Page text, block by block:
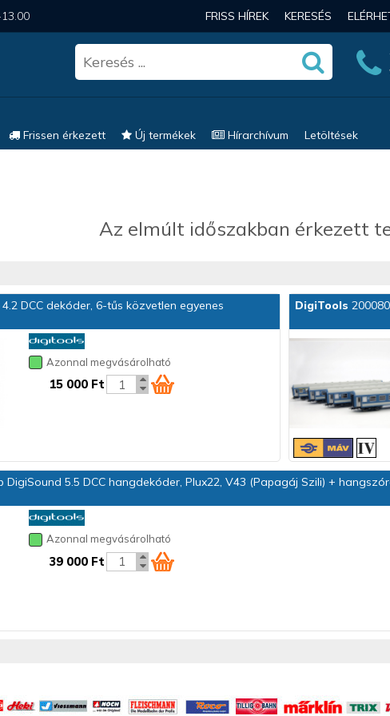
FRISS HÍREK KERESÉS
Frissen érkezett Új termékek Hírarchívum Letöltések
Az elmúlt időszakban érkezett
DCC dekóder, 6-tűs közvetlen egyenes
Azonnal megvásárolható
15 000 Ft
DigiTools
DigiSound 5.5 DCC hangdekóder, Plux22, V43 (Papagáj Szili) +
Azonnal megvásárolható
39 000 Ft